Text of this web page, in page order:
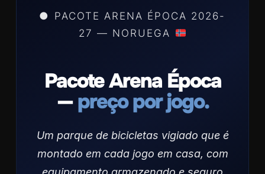
● PACOTE ARENA ÉPOCA 2026-
27 — NORUEGA
Pacote Arena Época
—preço por jogo.
Um parque de bicicletas vigiado que é
montado em cada jogo em casa, com